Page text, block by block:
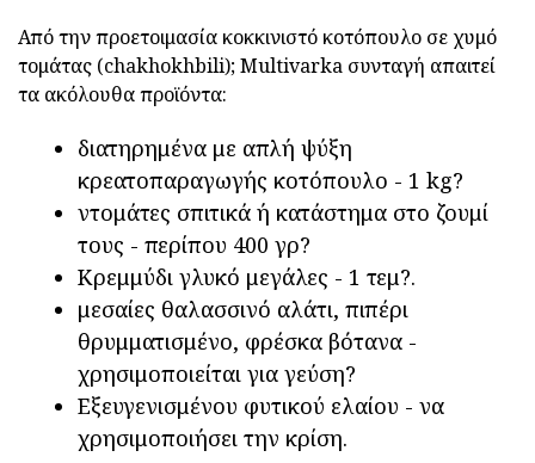
Από την προετοιμασία κοκκινιστό κοτόπουλο σε χυμό
τομάτας (chakhokhbili); Multivarka συνταγή απαιτεί
τα ακόλουθα προϊόντα:
διατηρημένα με απλή ψύξη
κρεατοπαραγωγής κοτόπουλο - 1 kg?
ντομάτες σπιτικά ή κατάστημα στο ζουμί
τους - περίπου 400 γρ?
Κρεμμύδι γλυκό μεγάλες - 1 τεμ?.
μεσαίες θαλασσινό αλάτι, πιπέρι
θρυμματισμένο, φρέσκα βότανα -
χρησιμοποιείται για γεύση?
Εξευγενισμένου φυτικού ελαίου - να
χρησιμοποιήσει την κρίση.